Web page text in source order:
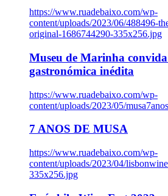
https://www.ruadebaixo.com/wp-
content/uploads/2023/06/488496-
original-1686744290-335x256.jpg
Museu de Marinha
gastronómica inédita
https://www.ruadebaixo.com/wp-
content/uploads/2023/05/
7 ANOS DE MUSA
https://www.ruadebaixo.com/wp-
content/uploads/2023/04/
335x256.jpg